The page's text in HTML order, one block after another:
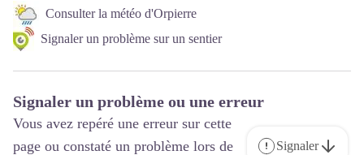
Consulter la météo d'Orpierre
Signaler un problème sur un sentier
Signaler un problème ou une erreur
Vous avez repéré une erreur sur cette
page ou constaté un problème lors de
Signaler